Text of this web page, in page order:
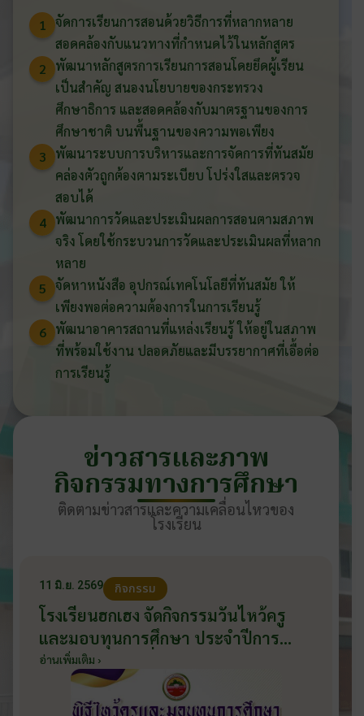
1 จัดการเรียนการสอนด้วยวิธีการที่หลากหลาย
สอดคล้องกับแนวทางที่กำหนดไว้ในหลักสูตร
2
พัฒนาหลักสูตรการเรียนการสอนโดยยึดผู้เรียน
เป็นสำคัญ สนองนโยบายของกระทรวง
ศึกษาธิการ และสอดคล้องกับมาตรฐานของการ
ศึกษาชาติ บนพื้นฐานของความพอเพียง
3
พัฒนาระบบการบริหารและการจัดการที่ทันสมัย
คล่องตัวถูกต้องตามระเบียบ โปร่งใสและตรวจ
สอบได้
4 พัฒนาการวัดและประเมินผลการสอนตามสภาพ
จริง โดยใช้กระบวนการวัดและประเมินผลที่หลาก
หลาย
5 จัดหาหนังสือ อุปกรณ์เทคโนโลยีที่ทันสมัย ให้
เพียงพอต่อความต้องการในการเรียนรู้
6 พัฒนาอาคารสถานที่แหล่งเรียนรู้ ให้อยู่ในสภาพ
ที่พร้อมใช้งาน ปลอดภัยและมีบรรยากาศที่เอื้อต่อ
การเรียนรู้
ข่าวสารและภาพ
กิจกรรมทางการศึกษา
ติดตามข่าวสารและความเคลื่อนไหวของ
โรงเรียน
11 มิ.ย. 2569 กิจกรรม
โรงเรียนฮกเฮง จัดกิจกรรมวันไหว้ครู
และมอบทุนการศึกษา ประจำปีการ
ศึกษา 2569 วันที่ 11 มิถุนายน 2569
อ่านเพิ่มเติม ›